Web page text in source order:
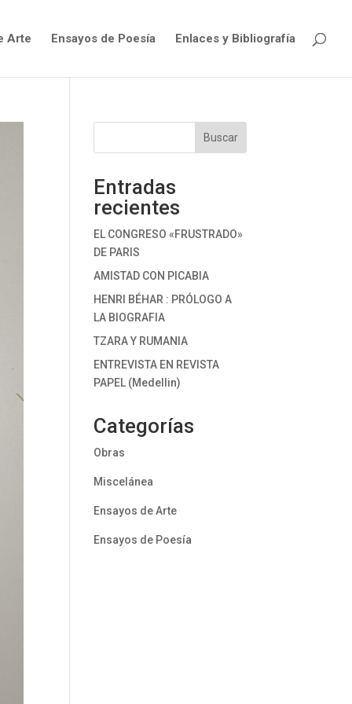
Arte Ensayos de Poesía Enlaces y Bibliografía
Buscar
Entradas
recientes
EL CONGRESO «FRUSTRADO»
DE PARIS
AMISTAD CON PICABIA
HENRI BÉHAR : PRÓLOGO A
LA BIOGRAFIA
TZARA Y RUMANIA
ENTREVISTA EN REVISTA
PAPEL (Medellin)
Categorías
Obras
Miscelánea
Ensayos de Arte
Ensayos de Poesía